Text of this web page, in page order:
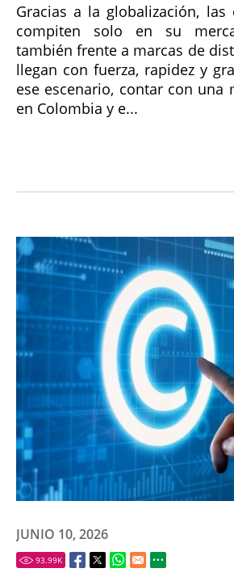
Gracias a la globalización, las
compiten solo en su
también frente a marcas de
llegan con fuerza, rapidez y
ese escenario, contar con una
en Colombia y e...
JUNIO 10, 2026
93.99K